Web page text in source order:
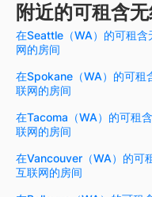
附近的可租含
在Seattle（WA）的可租含
网的房间
在Spokane（WA）的可租
联网的房间
在Tacoma（WA）的可租
联网的房间
在Vancouver（WA）的可
互联网的房间